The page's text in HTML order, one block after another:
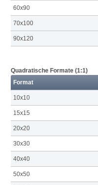
60x90
70x100
90x120
Quadratische Formate (1:1)
Format
10x10
15x15
20x20
30x30
40x40
50x50